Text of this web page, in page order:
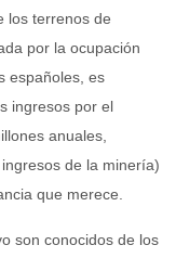
los terrenos de
por la ocupación
españoles, es
ingresos por el
anuales,
de la minería)
que merece.
son conocidos de los